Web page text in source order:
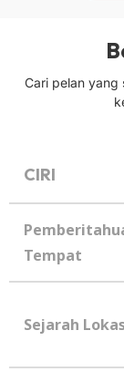
Cari pelan yang
CIRI
Tempat
Sejarah